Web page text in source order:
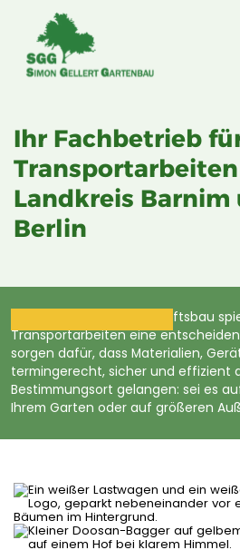
Ihr Fachbetrieb
Landkreis Barnim
Berlin
Im Garten- und Landschaftsbau
Transportarbeiten eine
sorgen dafür, dass Materialien,
termingerecht, sicher und effizient
Bestimmungsort gelangen: sei es
Ihrem Garten oder auf größeren